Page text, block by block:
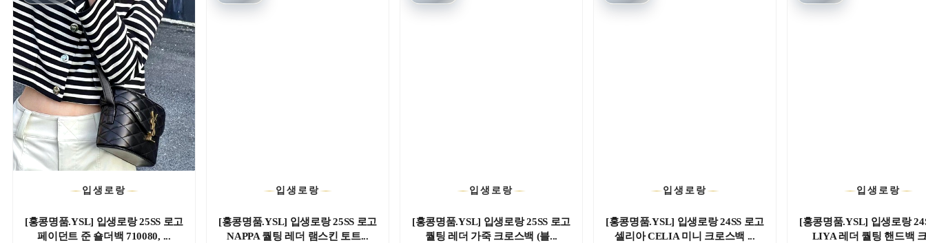
입생로랑
[홍콩명품.YSL] 입생로랑 25SS 로고
페이던트 준 숄더백 710080, ...
입생로랑
[홍콩명품.YSL] 입생로랑 25SS 로고
NAPPA 퀄팅 레더 램스킨 토트...
입생로랑
[홍콩명품.YSL] 입생로랑 25SS 로고
퀄팅 레더 가죽 크로스백 (블...
입생로랑
[홍콩명품.YSL] 입생로랑 24SS 로고
셀리아 CELIA 미니 크로스백 ...
입생로랑
[홍콩명품.YSL] 입생로랑
LIYA 레더 퀄팅 핸드백